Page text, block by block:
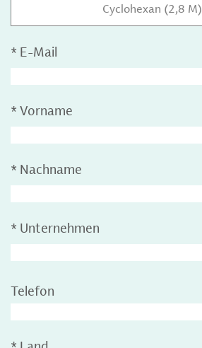
Cyclohexan (2,8 M)
* E-Mail
* Vorname
* Nachname
* Unternehmen
Telefon